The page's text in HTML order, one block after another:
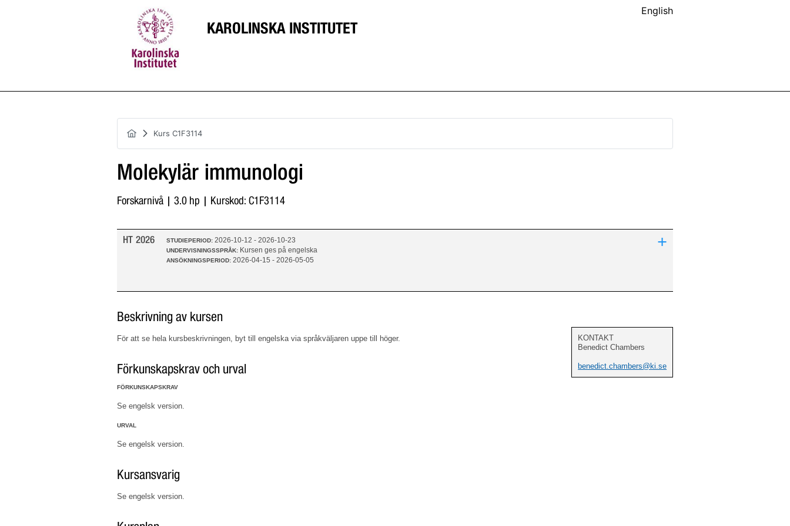
KAROLINSKA INSTITUTET
English
Kurs C1F3114
Molekylär immunologi
Forskarnivå | 3.0 hp | Kurskod: C1F3114
HT 2026 STUDIEPERIOD:2026-10-12 - 2026-10-23
UNDERVISNINGSSPRÅK: Kursen ges på engelska
ANSÖKNINGSPERIOD:2026-04-15 - 2026-05-05
+
Beskrivning av kursen
För att se hela kursbeskrivningen, byt till engelska via språkväljaren uppe till höger.
Förkunskapskrav och urval
FÖRKUNSKAPSKRAV
Se engelsk version.
URVAL
Se engelsk version.
Kursansvarig
Se engelsk version.
KONTAKT
Benedict Chambers
benedict.chambers@ki.se